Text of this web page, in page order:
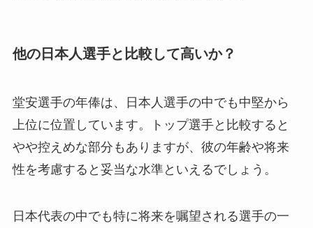
他の日本人選手と比較して高いか？
堂安選手の年俸は、日本人選手の中でも中堅から
上位に位置しています。トップ選手と比較すると
やや控えめな部分もありますが、彼の年齢や将来
性を考慮すると妥当な水準といえるでしょう。
日本代表の中でも特に将来を嘱望される選手の一